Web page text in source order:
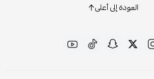
العودة إلى أعلى